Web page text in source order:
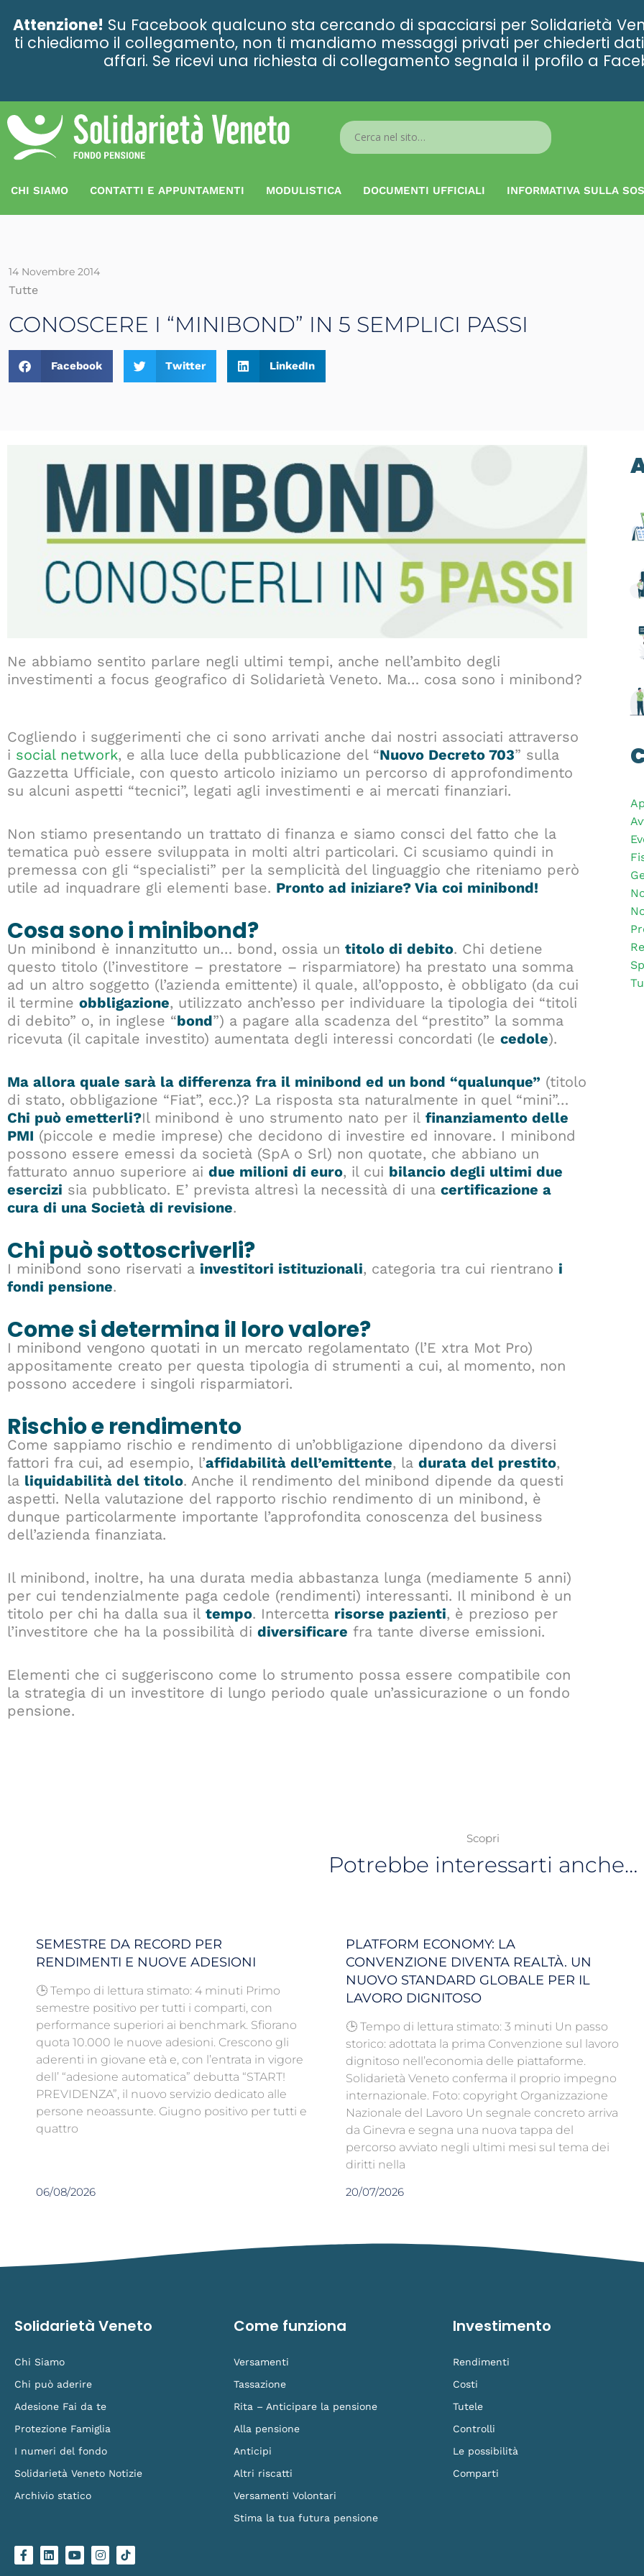
Attenzione! Su Facebook qualcuno sta cercando di spacciarsi per Solidarietà
ti chiediamo il collegamento, non ti mandiamo messaggi privati per chiederti
affari. Se ricevi una richiesta di collegamento segnala il profilo a
Search
...
CHI SIAMO CONTATTI E APPUNTAMENTI MODULISTICA DOCUMENTI UFFICIALI INFORMATIVA SULLA
14 Novembre 2014
Tutte
CONOSCERE I “MINIBOND” IN 5 SEMPLICI PASSI
Facebook Twitter LinkedIn
Ne abbiamo sentito parlare negli ultimi tempi, anche nell’ambito degli
investimenti a focus geografico di Solidarietà Veneto. Ma… cosa sono i minibond?
Cogliendo i suggerimenti che ci sono arrivati anche dai nostri associati attraverso
i social network, e alla luce della pubblicazione del “Nuovo Decreto 703” sulla
Gazzetta Ufficiale, con questo articolo iniziamo un percorso di approfondimento
su alcuni aspetti “tecnici”, legati agli investimenti e ai mercati finanziari.
Non stiamo presentando un trattato di finanza e siamo consci del fatto che la
tematica può essere sviluppata in molti altri particolari. Ci scusiamo quindi in
premessa con gli “specialisti” per la semplicità del linguaggio che riteniamo però
utile ad inquadrare gli elementi base. Pronto ad iniziare? Via coi minibond!
Cosa sono i minibond?
Un minibond è innanzitutto un… bond, ossia un titolo di debito. Chi detiene
questo titolo (l’investitore – prestatore – risparmiatore) ha prestato una somma
ad un altro soggetto (l’azienda emittente) il quale, all’opposto, è obbligato (da cui
il termine obbligazione, utilizzato anch’esso per individuare la tipologia dei “titoli
di debito” o, in inglese “bond”) a pagare alla scadenza del “prestito” la somma
ricevuta (il capitale investito) aumentata degli interessi concordati (le cedole).
Ma allora quale sarà la differenza fra il minibond ed un bond “qualunque” (titolo
di stato, obbligazione “Fiat”, ecc.)? La risposta sta naturalmente in quel “mini”…
Chi può emetterli?Il minibond è uno strumento nato per il finanziamento delle
PMI (piccole e medie imprese) che decidono di investire ed innovare. I minibond
possono essere emessi da società (SpA o Srl) non quotate, che abbiano un
fatturato annuo superiore ai due milioni di euro, il cui bilancio degli ultimi due
esercizi sia pubblicato. E’ prevista altresì la necessità di una certificazione a
cura di una Società di revisione.
Chi può sottoscriverli?
I minibond sono riservati a investitori istituzionali, categoria tra cui rientrano i
fondi pensione.
Come si determina il loro valore?
I minibond vengono quotati in un mercato regolamentato (l’E xtra Mot Pro)
appositamente creato per questa tipologia di strumenti a cui, al momento, non
possono accedere i singoli risparmiatori.
Rischio e rendimento
Come sappiamo rischio e rendimento di un’obbligazione dipendono da diversi
fattori fra cui, ad esempio, l’affidabilità dell’emittente, la durata del prestito,
la liquidabilità del titolo. Anche il rendimento del minibond dipende da questi
aspetti. Nella valutazione del rapporto rischio rendimento di un minibond, è
dunque particolarmente importante l’approfondita conoscenza del business
dell’azienda finanziata.
Il minibond, inoltre, ha una durata media abbastanza lunga (mediamente 5 anni)
per cui tendenzialmente paga cedole (rendimenti) interessanti. Il minibond è un
titolo per chi ha dalla sua il tempo. Intercetta risorse pazienti, è prezioso per
l’investitore che ha la possibilità di diversificare fra tante diverse emissioni.
Elementi che ci suggeriscono come lo strumento possa essere compatibile con
la strategia di un investitore di lungo periodo quale un’assicurazione o un fondo
pensione.
Scopri
Potrebbe interessarti anche…
SEMESTRE DA RECORD PER
RENDIMENTI E NUOVE ADESIONI
🕒 Tempo di lettura stimato: 4 minuti Primo
semestre positivo per tutti i comparti, con
performance superiori ai benchmark. Sfiorano
quota 10.000 le nuove adesioni. Crescono gli
aderenti in giovane età e, con l’entrata in vigore
dell’ “adesione automatica” debutta “START!
PREVIDENZA”, il nuovo servizio dedicato alle
persone neoassunte. Giugno positivo per tutti e
quattro
06/08/2026
PLATFORM ECONOMY: LA
CONVENZIONE DIVENTA REALTÀ. UN
NUOVO STANDARD GLOBALE PER IL
LAVORO DIGNITOSO
🕒 Tempo di lettura stimato: 3 minuti Un passo
storico: adottata la prima Convenzione sul lavoro
dignitoso nell’economia delle piattaforme.
Solidarietà Veneto conferma il proprio impegno
internazionale. Foto: copyright Organizzazione
Nazionale del Lavoro Un segnale concreto arriva
da Ginevra e segna una nuova tappa del
percorso avviato negli ultimi mesi sul tema dei
diritti nella
20/07/2026
Solidarietà Veneto
Chi Siamo
Chi può aderire
Adesione Fai da te
Protezione Famiglia
I numeri del fondo
Solidarietà Veneto Notizie
Archivio statico
c
e
n
k
u
t
s
t
g
o
Come funziona
Versamenti
Tassazione
Rita – Anticipare la pensione
Alla pensione
Anticipi
Altri riscatti
Versamenti Volontari
Stima la tua futura pensione
Investimento
Rendimenti
Costi
Tutele
Controlli
Le possibilità
Comparti